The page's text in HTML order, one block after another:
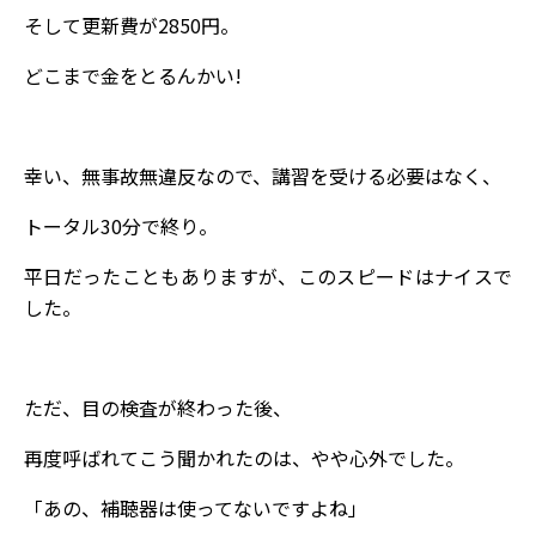
そして更新費が2850円。
どこまで金をとるんかい!
幸い、無事故無違反なので、講習を受ける必要はなく、
トータル30分で終り。
平日だったこともありますが、このスピードはナイスで
した。
ただ、目の検査が終わった後、
再度呼ばれてこう聞かれたのは、やや心外でした。
「あの、補聴器は使ってないですよね」